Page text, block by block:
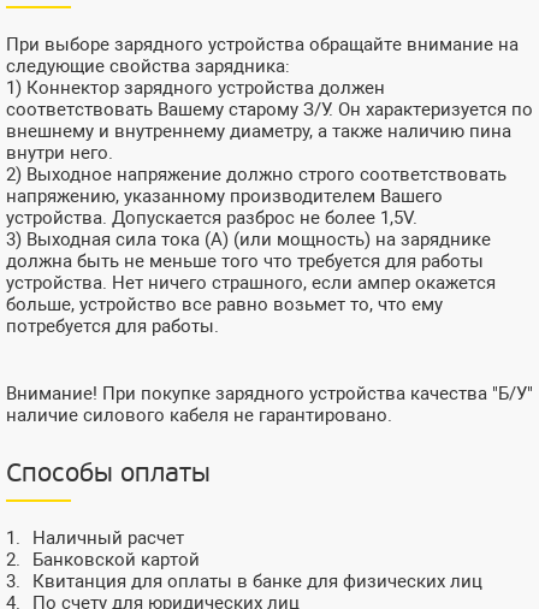
При выборе зарядного устройства обращайте внимание на
следующие свойства зарядника:
1) Коннектор зарядного устройства должен
соответствовать Вашему старому З/У. Он характеризуется по
внешнему и внутреннему диаметру, а также наличию пина
внутри него.
2) Выходное напряжение должно строго соответствовать
напряжению, указанному производителем Вашего
устройства. Допускается разброс не более 1,5V.
3) Выходная сила тока (А) (или мощность) на заряднике
должна быть не меньше того что требуется для работы
устройства. Нет ничего страшного, если ампер окажется
больше, устройство все равно возьмет то, что ему
потребуется для работы.
Внимание! При покупке зарядного устройства качества "Б/У"
наличие силового кабеля не гарантировано.
Способы оплаты
Наличный расчет
Банковской картой
Квитанция для оплаты в банке для физических лиц
По счету для юридических лиц